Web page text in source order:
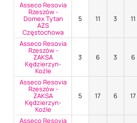
Asseco Resovia
Rzeszów -
Domex Tytan
AZS
Częstochowa
5 11 3 11
Asseco Resovia
Rzeszów -
ZAKSA
Kędzierzyn-
Koźle
3 6 3 6
Asseco Resovia
Rzeszów -
ZAKSA
Kędzierzyn-
Koźle
5 17 6 17
Asseco Resovia